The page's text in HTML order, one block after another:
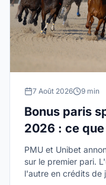
7 Août 2026 9 min
Bonus paris
2026 : ce
offres PMU
PMU et Unibet
sur le premier pari.
l'autre en crédits de